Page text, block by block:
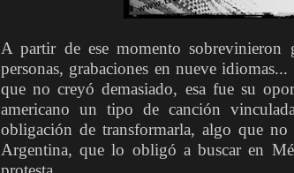
A partir de ese momento sobrevinieron
personas, grabaciones en nueve
que no creyó demasiado, esa fue su
americano un tipo de canción
obligación de transformarla, algo que
Argentina, que lo obligó a buscar en